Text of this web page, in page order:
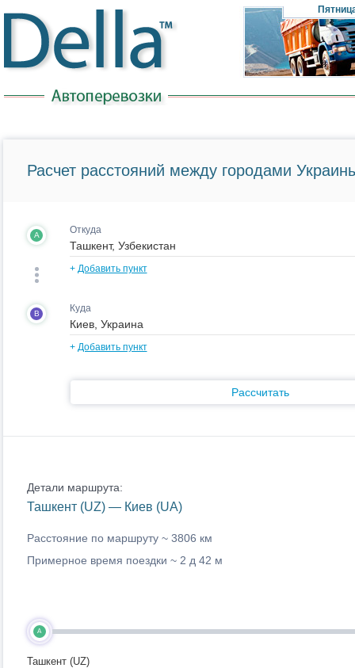
Расчет расстояний между городами
A Откуда
+ Добавить пункт
B Куда
+ Добавить пункт
Рассчитать
Детали маршрута:
Ташкент (UZ) — Киев (UA)
Расстояние по маршруту ~ 3806 км
Примерное время поездки ~ 2 д 42 м
A
Ташкент (UZ)